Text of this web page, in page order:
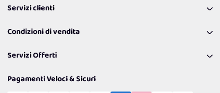
Coupon
Lavora con noi
Politiche per la parità di genere
Servizi clienti
Richiamami
Resi
Condizioni di vendita
Spedizioni
Cookie Policy
Servizi Offerti
Pagamenti Veloci & Sicuri